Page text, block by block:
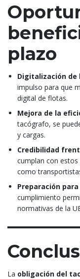
plazo
Digitalización de
impulso para que
digital de flotas.
Mejora de la
tacógrafo, se
y cargas.
Credibilidad
cumplan con
como
Preparación
cumplimiento
normativas de la
La obligación del